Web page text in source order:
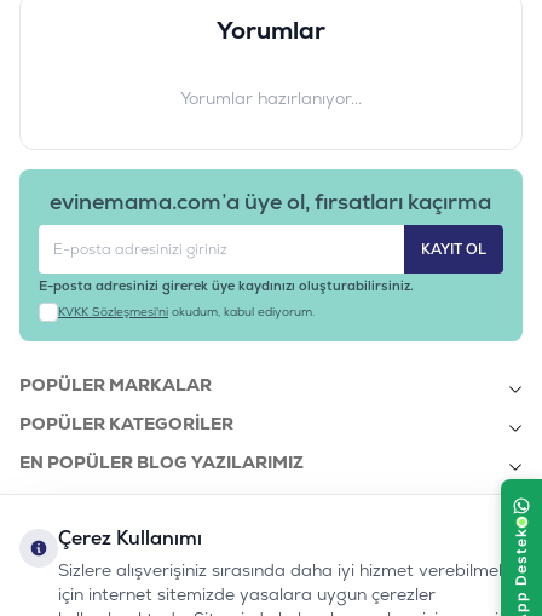
Yorumlar
Yorumlar hazırlanıyor...
evinemama.com’a üye ol, fırsatları kaçırma
KAYIT OL
E-posta adresinizi girerek üye kaydınızı oluşturabilirsiniz.
KVKK Sözleşmesi'ni okudum, kabul ediyorum.
POPÜLER MARKALAR
POPÜLER KATEGORILER
EN POPÜLER BLOG YAZILARIMIZ
KURUMSAL
Çerez Kullanımı
Sizlere alışverişiniz sırasında daha iyi hizmet verebilmek
için internet sitemizde yasalara uygun çerezler